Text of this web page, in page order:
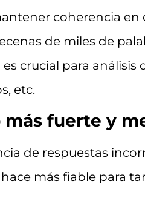
coherencia
de miles de
crucial para análisis
etc.
más fuerte y
de respuestas
más fiable para